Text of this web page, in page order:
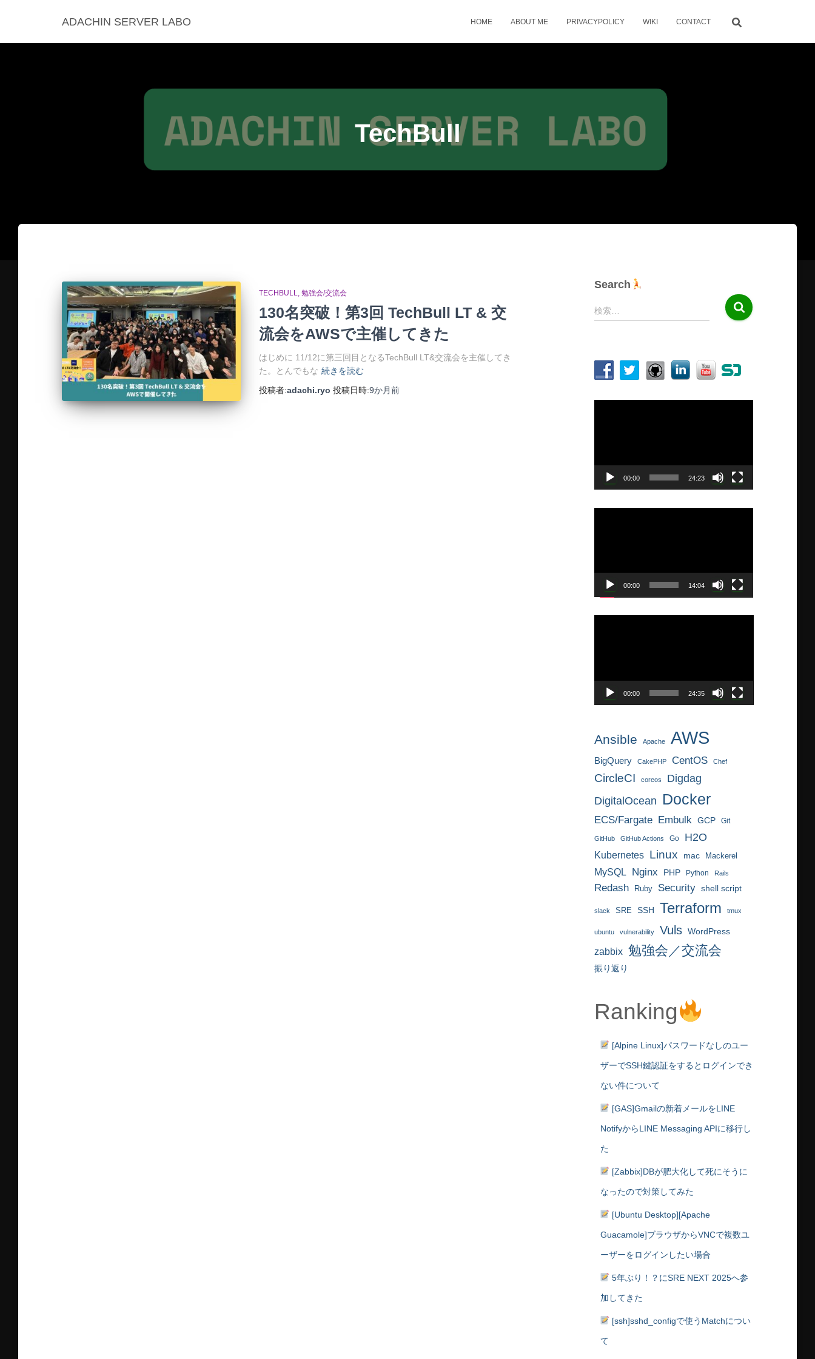
ADACHIN SERVER LABO HOME ABOUT ME PRIVACYPOLICY WIKI CONTACT
TechBull
TECHBULL 勉強会/交流会
130名突破！第3回 TechBull LT & 交
流会をAWSで主催してきた
はじめに 11/12に第三回目となるTechBull LT&交流会を主催してき
た。とんでもな 続きを読む
投稿者:adachi.ryo 投稿日時:9か月前
Search
検
索
検索…
00:00 24:23
00:00 14:04
00:00 24:35
Ansible Apache AWS
BigQuery CakePHP CentOS Chef
CircleCI coreos
Digdag
DigitalOcean Docker
ECS/Fargate Embulk GCP Git
GitHub GitHub Actions Go H2O
Kubernetes Linux mac Mackerel
MySQL Nginx PHP Python Rails
Redash Ruby Security shell script
slack SRE SSH Terraform tmux
ubuntu vulnerability Vuls WordPress
zabbix 勉強会／交流会
振り返り
Ranking
[Alpine Linux]パスワードなしのユー
ザーでSSH鍵認証をするとログインでき
ない件について
[GAS]Gmailの新着メールをLINE
NotifyからLINE Messaging APIに移行し
た
[Zabbix]DBが肥大化して死にそうに
なったので対策してみた
[Ubuntu Desktop][Apache
Guacamole]ブラウザからVNCで複数ユ
ーザーをログインしたい場合
5年ぶり！？にSRE NEXT 2025へ参
加してきた
[ssh]sshd_configで使うMatchについ
て